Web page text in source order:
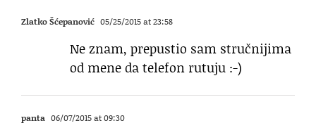
Zlatko Šćepanović 05/25/2015 at 23:58
Ne znam, prepustio sam stručnijima
od mene da telefon rutuju :-)
panta 06/07/2015 at 09:30